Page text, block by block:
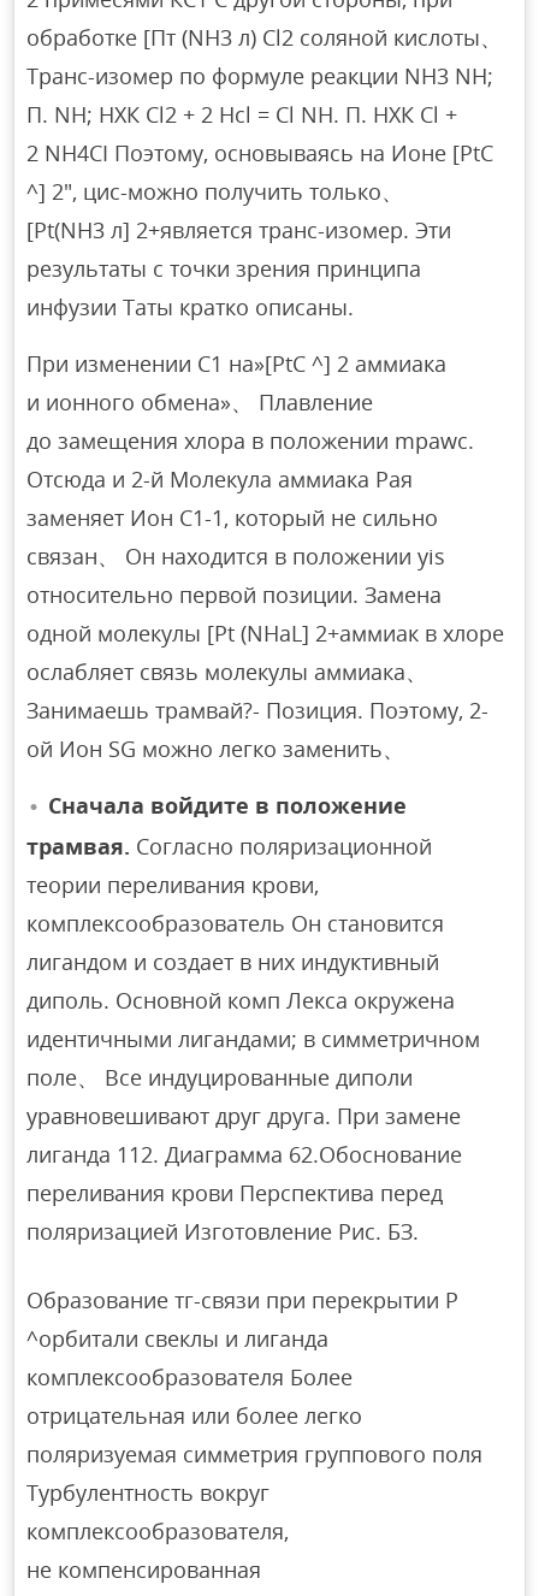
обработке [Пт (NH3 л) Сl2 соляной кислоты、
Транс-изомер по формуле реакции NH3 NH;
П. NH; НХК Сl2 + 2 Нсl = Cl NH. П. НХК Cl +
2 NH4CI Поэтому, основываясь на Ионе [PtC
^] 2″, цис-можно получить только、
[Рt(NH3 л] 2+является транс-изомер. Эти
результаты с точки зрения принципа
инфузии Таты кратко описаны.
При изменении C1 на»[PtC ^] 2 аммиака
и ионного обмена»、 Плавление
до замещения хлора в положении mpawc.
Отсюда и 2-й Молекула аммиака Рая
заменяет Ион С1-1, который не сильно
связан、 Он находится в положении yis
относительно первой позиции. Замена
одной молекулы [Pt (NHaL] 2+аммиак в хлоре
ослабляет связь молекулы аммиака、
Занимаешь трамвай?- Позиция. Поэтому, 2-
ой Ион SG можно легко заменить、
Сначала войдите в положение
трамвая. Согласно поляризационной
теории переливания крови,
комплексообразователь Он становится
лигандом и создает в них индуктивный
диполь. Основной комп Лекса окружена
идентичными лигандами; в симметричном
поле、 Все индуцированные диполи
уравновешивают друг друга. При замене
лиганда 112. Диаграмма 62.Обоснование
переливания крови Перспектива перед
поляризацией Изготовление Рис. БЗ.
Образование тг-связи при перекрытии Р
^орбитали свеклы и лиганда
комплексообразователя Более
отрицательная или более легко
поляризуемая симметрия группового поля
Турбулентность вокруг
комплексообразователя,
не компенсированная